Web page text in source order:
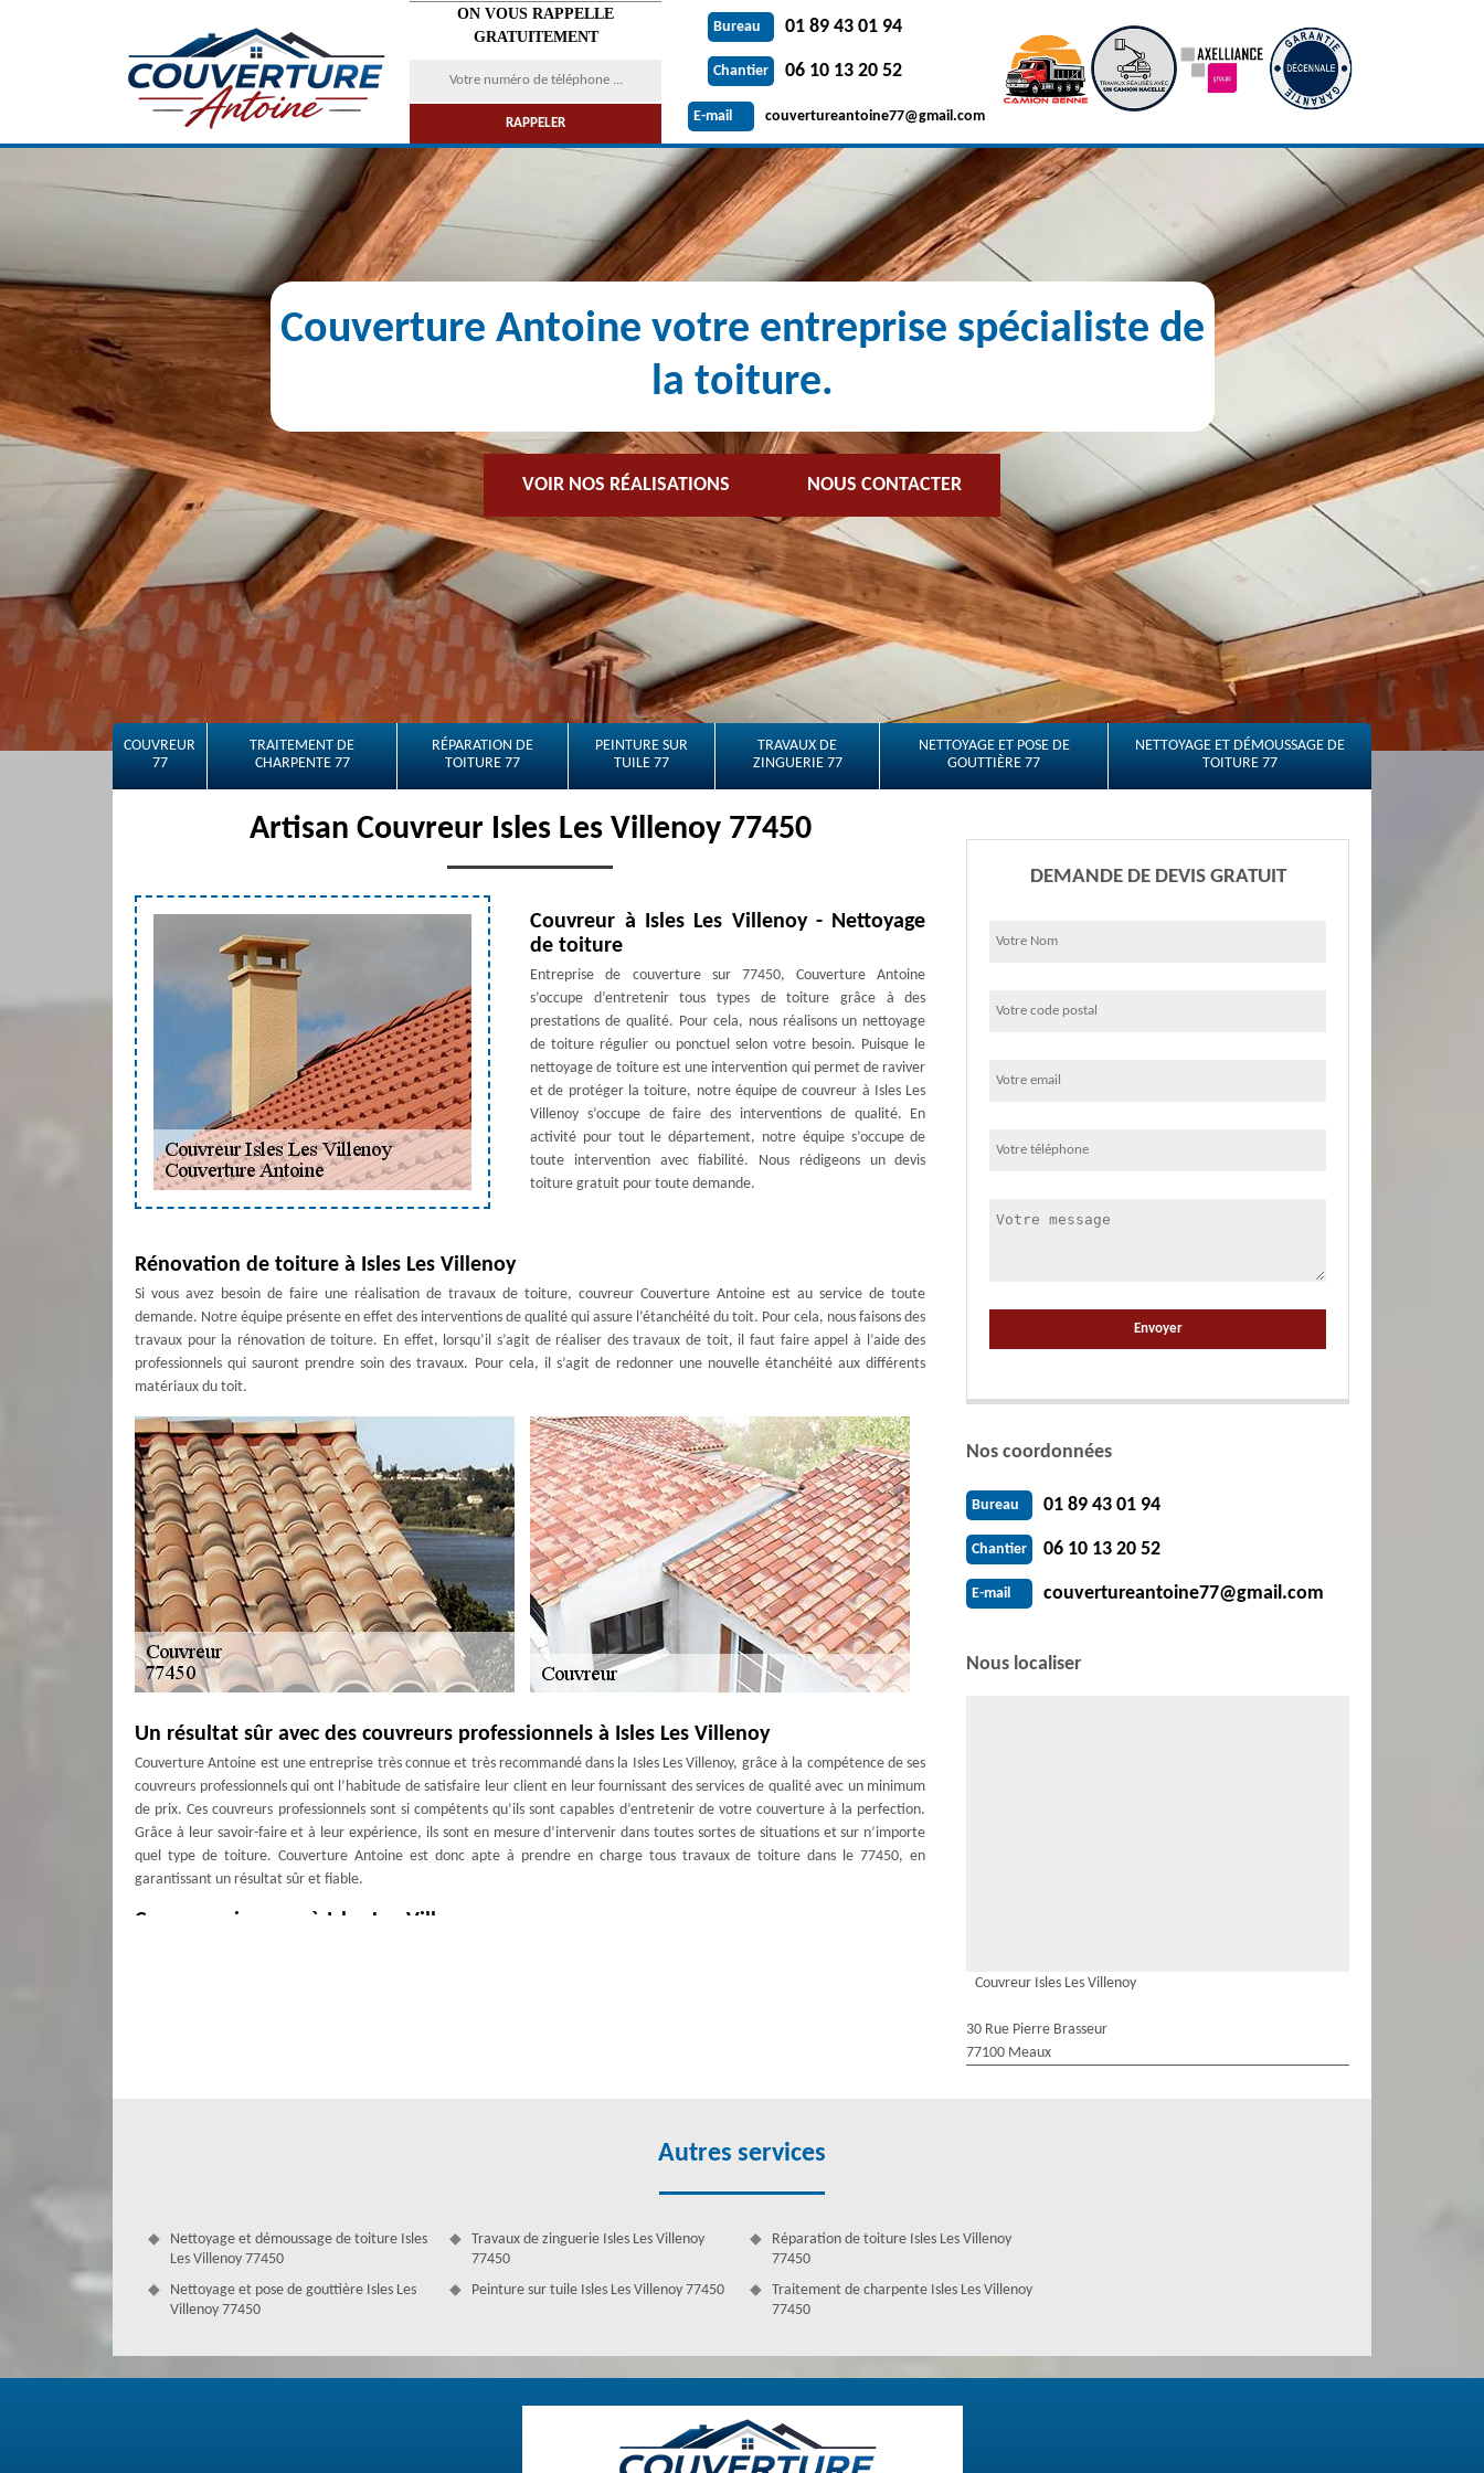
ON VOUS RAPPELLE
GRATUITEMENT
Bureau 01 89 43 01 94
Chantier 06 10 13 20 52
E-mail couvertureantoine77@gmail.com
Couverture Antoine votre entreprise spécialiste de
la toiture.
VOIR NOS RÉALISATIONS NOUS CONTACTER
COUVREUR
77
TRAITEMENT DE
CHARPENTE 77
RÉPARATION DE
TOITURE 77
PEINTURE SUR
TUILE 77
TRAVAUX DE
ZINGUERIE 77
NETTOYAGE ET POSE DE
GOUTTIÈRE 77
NETTOYAGE ET DÉMOUSSAGE DE
TOITURE 77
Artisan Couvreur Isles Les Villenoy 77450
Couvreur à Isles Les Villenoy - Nettoyage
de toiture
Entreprise de couverture sur 77450, Couverture Antoine
s’occupe d’entretenir tous types de toiture grâce à des
prestations de qualité. Pour cela, nous réalisons un nettoyage
de toiture régulier ou ponctuel selon votre besoin. Puisque le
nettoyage de toiture est une intervention qui permet de raviver
et de protéger la toiture, notre équipe de couvreur à Isles Les
Villenoy s’occupe de faire des interventions de qualité. En
activité pour tout le département, notre équipe s’occupe de
toute intervention avec fiabilité. Nous rédigeons un devis
toiture gratuit pour toute demande.
Rénovation de toiture à Isles Les Villenoy
Si vous avez besoin de faire une réalisation de travaux de toiture, couvreur Couverture Antoine est au service de toute
demande. Notre équipe présente en effet des interventions de qualité qui assure l’étanchéité du toit. Pour cela, nous faisons des
travaux pour la rénovation de toiture. En effet, lorsqu’il s’agit de réaliser des travaux de toit, il faut faire appel à l’aide des
professionnels qui sauront prendre soin des travaux. Pour cela, il s’agit de redonner une nouvelle étanchéité aux différents
matériaux du toit.
Un résultat sûr avec des couvreurs professionnels à Isles Les Villenoy
Couverture Antoine est une entreprise très connue et très recommandé dans la Isles Les Villenoy, grâce à la compétence de ses
couvreurs professionnels qui ont l’habitude de satisfaire leur client en leur fournissant des services de qualité avec un minimum
de prix. Ces couvreurs professionnels sont si compétents qu’ils sont capables d’entretenir de votre couverture à la perfection.
Grâce à leur savoir-faire et à leur expérience, ils sont en mesure d’intervenir dans toutes sortes de situations et sur n’importe
quel type de toiture. Couverture Antoine est donc apte à prendre en charge tous travaux de toiture dans le 77450, en
garantissant un résultat sûr et fiable.
Couvreur zingueur à Isles Les Villenoy
Tout problème de toiture doit être traité au plus vite possible car c’est le genre de problème qui peut se transformer en
catastrophe à tout moment. Alors, pour cela, il est nécessaire de faire appel à un pro. En effet, Couverture Antoine dispose des
couvreurs réparation toiture qualifiés et compétents, doté d’un grand savoir-faire ainsi que des longues expériences qui leur
DEMANDE DE DEVIS GRATUIT
Nos coordonnées
Bureau 01 89 43 01 94
Chantier 06 10 13 20 52
E-mail couvertureantoine77@gmail.com
Nous localiser
Couvreur Isles Les Villenoy
30 Rue Pierre Brasseur
77100 Meaux
Autres services
Nettoyage et démoussage de toiture Isles
Les Villenoy 77450
Nettoyage et pose de gouttière Isles Les
Villenoy 77450
Travaux de zinguerie Isles Les Villenoy
77450
Peinture sur tuile Isles Les Villenoy 77450
Réparation de toiture Isles Les Villenoy
77450
Traitement de charpente Isles Les Villenoy
77450